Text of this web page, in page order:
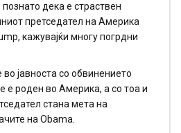
познато дека е страствен
претседател на Америка
кажувајќи многу погрдни
јавноста со обвинението
е роден во Америка, а со тоа и
стана мета на
на Obama.